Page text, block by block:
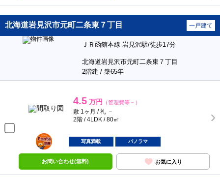
北海道岩見沢市元町二条東７丁目 一戸建て
ＪＲ函館本線 岩見沢駅/徒歩17分
北海道岩見沢市元町二条東７丁目
2階建 / 築65年
4.5 万円 （管理費等－）
敷 1ヶ月 / 礼 －
2階 / 4LDK / 80㎡
ポンタ
部屋
写真満載 パノラマ
お問い合わせ(無料) お気に入り